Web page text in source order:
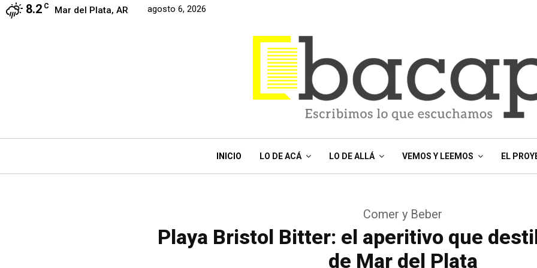
8.2 C Mar del Plata, AR agosto 6, 2026
INICIO LO DE ACÁ LO DE ALLÁ VEMOS Y LEEMOS EL
Comer y Beber
Playa Bristol Bitter: el aperitivo que
de Mar del Plata